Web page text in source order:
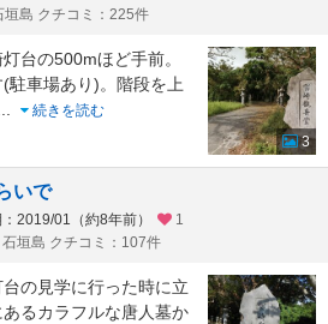
垣島 クチコミ：225件
台の500mほど手前。
駐車場あり)。階段を上
続きを読む
3
いで
2019/01（約8年前）
1
石垣島 クチコミ：107件
の見学に行った時に立
るカラフルな唐人墓か